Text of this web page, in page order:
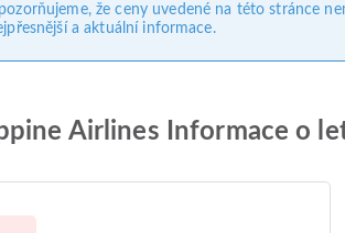
že ceny uvedené na této stránce
a aktuální informace.
Airlines Informace o